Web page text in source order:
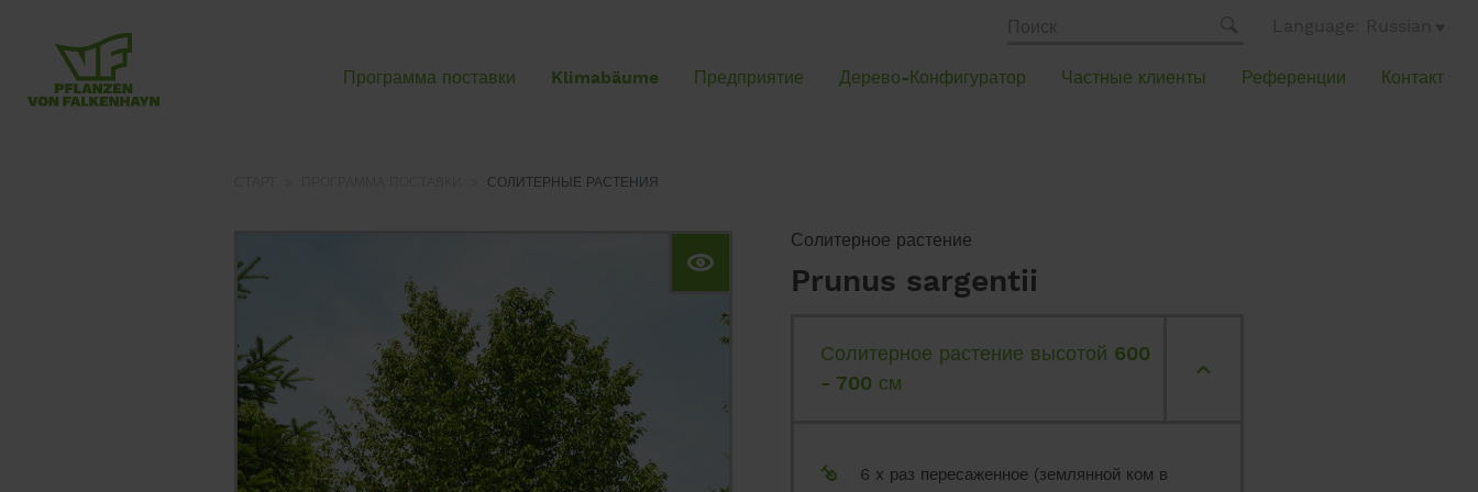
зонтичные формы
Солитерные деревья
Хвойные растения
Фигурные стрижки
Элементы живой изгороди
Кустарники и растения для изгороди
Программа поставки Klimabäume Предприятие Дерево-Конфигуратор Частные клиенты Референции Контакт
СОЛИТЕРНЫЕ РАСТЕНИЯ
Солитерное растение
Prunus sargentii
Солитерное растение высотой 600
- 700 см
6 x раз пересаженное (землянной ком в